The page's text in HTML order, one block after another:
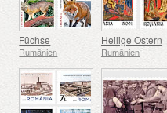
Füchse
Rumänien
Heilige Ostern
Rumänien